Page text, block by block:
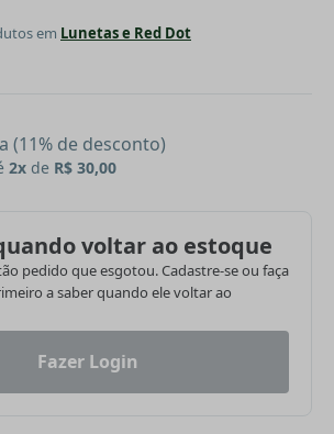
em Lunetas e Red Dot
(11% de desconto)
2x de R$ 30,00
voltar ao estoque
pedido que esgotou. Cadastre-se ou faça
a saber quando ele voltar ao
Fazer Login